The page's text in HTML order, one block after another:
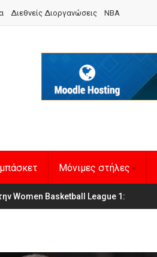
Διεθνείς Διοργανώσεις NBA
μπάσκετ Μόνιμες στήλες
Women Basketball League 1 :
η Εθνική Γυναικών